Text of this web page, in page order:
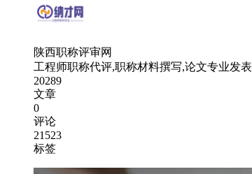
陕西职称评审网
工程师职称代评,职称材料撰写,论文专业发表
20289
文章
0
评论
21523
标签